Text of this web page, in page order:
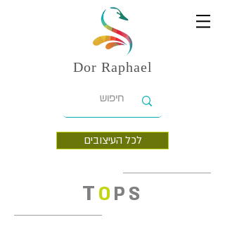
Dor Raphael
לכל העיצובים
TOPS